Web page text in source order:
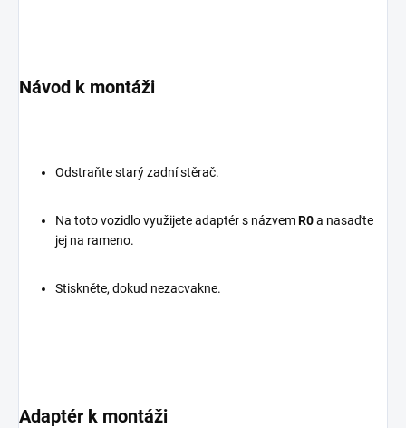
Návod k montáži
Odstraňte starý zadní stěrač.
Na toto vozidlo využijete adaptér s názvemR0a nasaďte
jej na rameno.
Stiskněte, dokud nezacvakne.
Adaptér k montáži